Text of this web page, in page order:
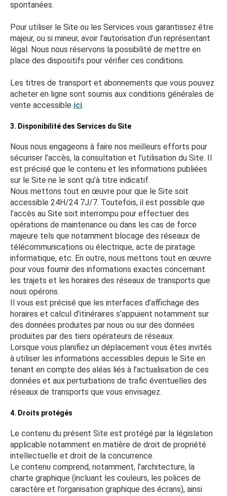
spontanées.
Pour utiliser le Site ou les Services vous garantissez être
majeur, ou si mineur, avoir l’autorisation d’un représentant
légal. Nous nous réservons la possibilité de mettre en
place des dispositifs pour vérifier ces conditions.
Les titres de transport et abonnements que vous pouvez
acheter en ligne sont soumis aux conditions générales de
vente accessible ici.
3. Disponibilité des Services du Site
Nous nous engageons à faire nos meilleurs efforts pour
sécuriser l’accès, la consultation et l’utilisation du Site. Il
est précisé que le contenu et les informations publiées
sur le Site ne le sont qu’à titre indicatif.
Nous mettons tout en œuvre pour que le Site soit
accessible 24H/24 7J/7. Toutefois, il est possible que
l’accès au Site soit interrompu pour effectuer des
opérations de maintenance ou dans les cas de force
majeure tels que notamment blocage des réseaux de
télécommunications ou électrique, acte de piratage
informatique, etc. En outre, nous mettons tout en œuvre
pour vous fournir des informations exactes concernant
les trajets et les horaires des réseaux de transports que
nous opérons.
Il vous est précisé que les interfaces d’affichage des
horaires et calcul d’itinéraires s’appuient notamment sur
des données produites par nous ou sur des données
produites par des tiers opérateurs de réseaux.
Lorsque vous planifiez un déplacement vous êtes invités
à utiliser les informations accessibles depuis le Site en
tenant en compte des aléas liés à l’actualisation de ces
données et aux perturbations de trafic éventuelles des
réseaux de transports que vous envisagez.
4. Droits protégés
Le contenu du présent Site est protégé par la législation
applicable notamment en matière de droit de propriété
intellectuelle et droit de la concurrence.
Le contenu comprend, notamment, l’architecture, la
charte graphique (incluant les couleurs, les polices de
caractère et l’organisation graphique des écrans), ainsi